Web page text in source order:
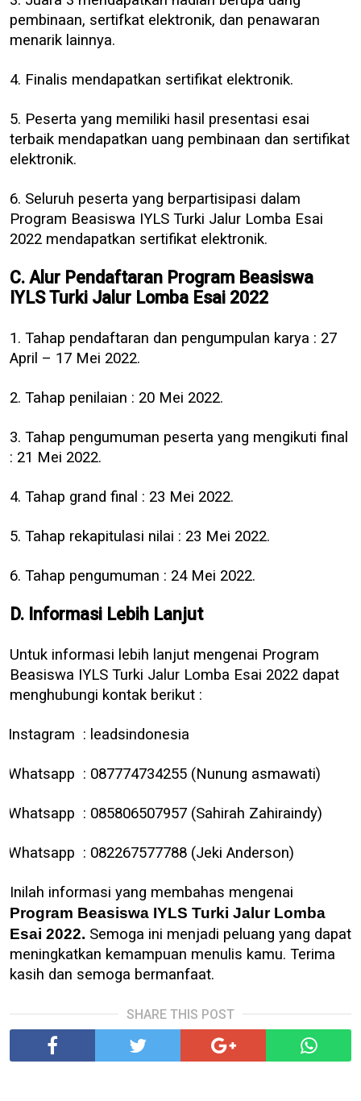
pembinaan, sertifkat elektronik, dan penawaran
menarik lainnya.
4. Finalis mendapatkan sertifikat elektronik.
5. Peserta yang memiliki hasil presentasi esai
terbaik mendapatkan uang pembinaan dan sertifikat
elektronik.
6. Seluruh peserta yang berpartisipasi dalam
Program Beasiswa IYLS Turki Jalur Lomba Esai
2022 mendapatkan sertifikat elektronik.
C. Alur Pendaftaran Program Beasiswa
IYLS Turki Jalur Lomba Esai 2022
1. Tahap pendaftaran dan pengumpulan karya : 27
April – 17 Mei 2022.
2. Tahap penilaian : 20 Mei 2022.
3. Tahap pengumuman peserta yang mengikuti final
: 21 Mei 2022.
4. Tahap grand final : 23 Mei 2022.
5. Tahap rekapitulasi nilai : 23 Mei 2022.
6. Tahap pengumuman : 24 Mei 2022.
D. Informasi Lebih Lanjut
Untuk informasi lebih lanjut mengenai Program
Beasiswa IYLS Turki Jalur Lomba Esai 2022 dapat
menghubungi kontak berikut :
Instagram : leadsindonesia
Whatsapp : 087774734255 (Nunung asmawati)
Whatsapp : 085806507957 (Sahirah Zahiraindy)
Whatsapp : 082267577788 (Jeki Anderson)
Inilah informasi yang membahas mengenai
Program Beasiswa IYLS Turki Jalur Lomba
Esai 2022. Semoga ini menjadi peluang yang dapat
meningkatkan kemampuan menulis kamu. Terima
kasih dan semoga bermanfaat.
SHARE THIS POST